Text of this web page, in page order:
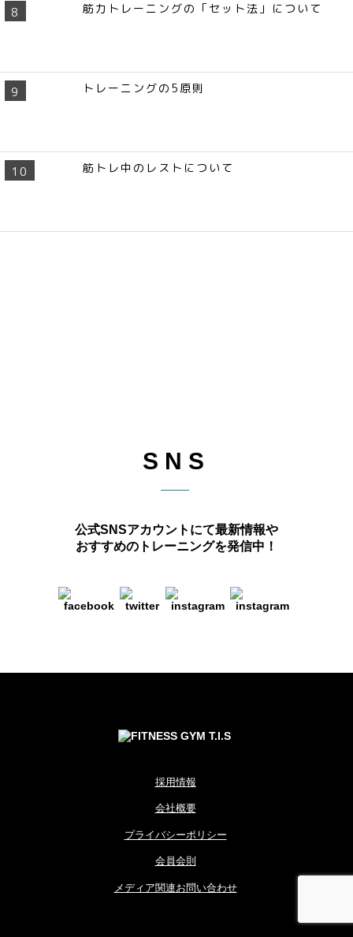
筋力トレーニングの「セット法」について
トレーニングの5原則
筋トレ中のレストについて
SNS
公式SNSアカウントにて最新情報や
おすすめのトレーニングを発信中！
採用情報
会社概要
プライバシーポリシー
会員会則
メディア関連お問い合わせ